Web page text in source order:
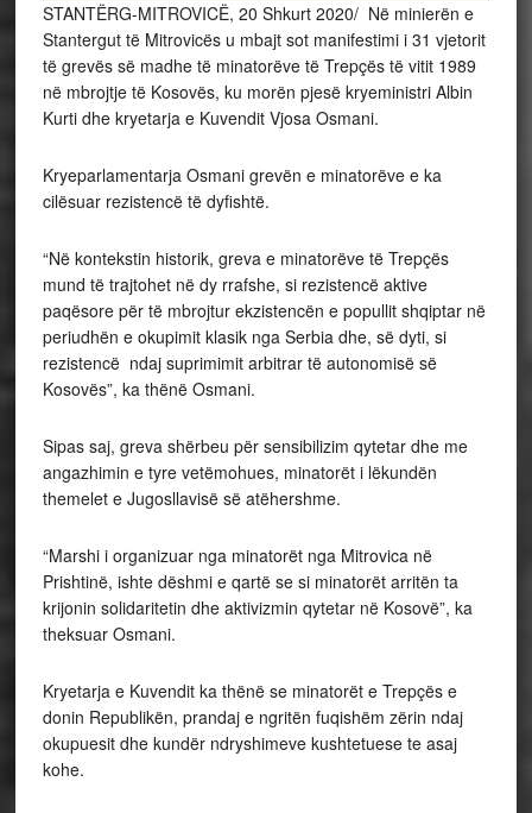
STANTËRG-MITROVICË, 20 Shkurt 2020/ Në minierën e
Stantergut të Mitrovicës u mbajt sot manifestimi i 31 vjetorit
të grevës së madhe të minatorëve të Trepçës të vitit 1989
në mbrojtje të Kosovës, ku morën pjesë kryeministri Albin
Kurti dhe kryetarja e Kuvendit Vjosa Osmani.
Kryeparlamentarja Osmani grevën e minatorëve e ka
cilësuar rezistencë të dyfishtë.
“Në kontekstin historik, greva e minatorëve të Trepçës
mund të trajtohet në dy rrafshe, si rezistencë aktive
paqësore për të mbrojtur ekzistencën e popullit shqiptar në
periudhën e okupimit klasik nga Serbia dhe, së dyti, si
rezistencë ndaj suprimimit arbitrar të autonomisë së
Kosovës”, ka thënë Osmani.
Sipas saj, greva shërbeu për sensibilizim qytetar dhe me
angazhimin e tyre vetëmohues, minatorët i lëkundën
themelet e Jugosllavisë së atëhershme.
“Marshi i organizuar nga minatorët nga Mitrovica në
Prishtinë, ishte dëshmi e qartë se si minatorët arritën ta
krijonin solidaritetin dhe aktivizmin qytetar në Kosovë”, ka
theksuar Osmani.
Kryetarja e Kuvendit ka thënë se minatorët e Trepçës e
donin Republikën, prandaj e ngritën fuqishëm zërin ndaj
okupuesit dhe kundër ndryshimeve kushtetuese te asaj
kohe.